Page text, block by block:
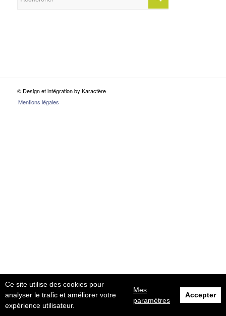
© Design et intégration by Karactère
Mentions légales
Ce site utilise des cookies pour
analyser le trafic et améliorer votre
expérience utilisateur.
Mes
paramètres
Accepter